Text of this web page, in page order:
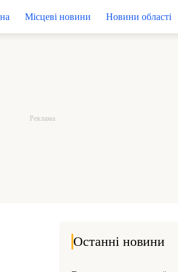
Місцеві новини Новини області
Останні новини